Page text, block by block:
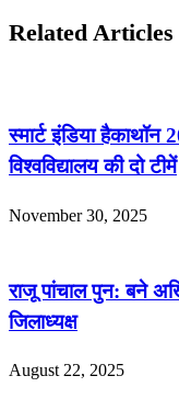
Related Articles
स्मार्ट इंडिया
विश्वविद्यालय की दो टीमें
November 30, 2025
राजू पांचाल पुन: बने
जिलाध्यक्ष
August 22, 2025